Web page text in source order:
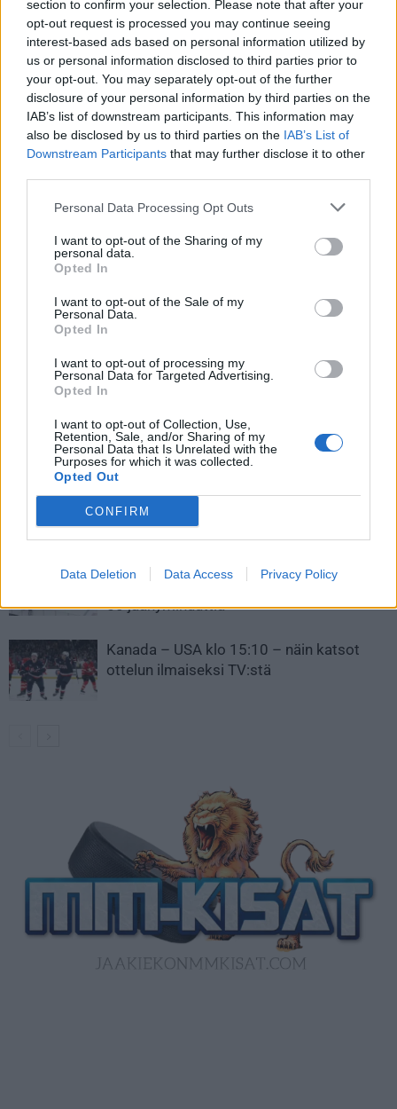
section to confirm your selection. Please note that after your
opt-out request is processed you may continue seeing
interest-based ads based on personal information utilized by
us or personal information disclosed to third parties prior to
your opt-out. You may separately opt-out of the further
disclosure of your personal information by third parties on the
IAB’s list of downstream participants. This information may
also be disclosed by us to third parties on the IAB’s List of
Downstream Participants that may further disclose it to other
Personal Data Processing Opt Outs
I want to opt-out of the Sharing of my
personal data.
Opted In
I want to opt-out of the Sale of my
Personal Data.
Opted In
I want to opt-out of processing my
Personal Data for Targeted Advertising.
Opted In
I want to opt-out of Collection, Use,
Retention, Sale, and/or Sharing of my
Personal Data that Is Unrelated with the
Purposes for which it was collected.
Opted Out
CONFIRM
Data Deletion Data Access Privacy Policy
Ilmoittaako joku seura
poistumisestaan Liigasta
Tässä todennäköisyys
Paljonko Valtteri Filppula tekee
LIITTYVÄT ARTIKKELIT LISÄÄ TEKIJÄLTÄ
Leijonat julkisti ketjut Sveitsi-peliin –
Aleksander Barkov tekee paluun
kaukaloon
Venäläisveskari sekosi Suomen 2.
divisioonassa – sai samasta tilanteesta
50 jäähyminuuttia
Kanada – USA klo 15:10 – näin katsot
ottelun ilmaiseksi TV:stä